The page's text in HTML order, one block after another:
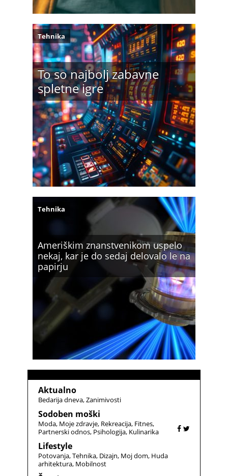
To so najbolj zabavne
spletne igre
Tehnika
Ameriškim znanstvenikom uspelo
nekaj, kar je do sedaj delovalo le na
papirju
Tehnika
Aktualno
Bedarija dneva Zanimivosti
Sodoben moški
Moda Moje zdravje Rekreacija Fitnes
Partnerski odnos Psihologija Kulinarika
Lifestyle
Potovanja Tehnika Dizajn Moj dom Huda
arhitektura Mobilnost